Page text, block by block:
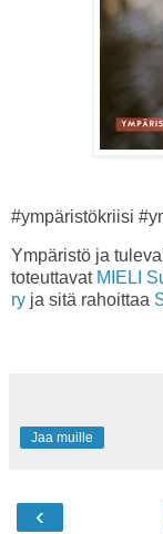
#ympäristökriisi
Ympäristö ja
toteuttavat MIELI
ry ja sitä rahoittaa
Jaa muille
‹